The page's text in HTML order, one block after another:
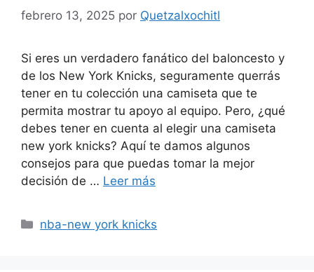
febrero 13, 2025 por Quetzalxochitl
Si eres un verdadero fanático del baloncesto y
de los New York Knicks, seguramente querrás
tener en tu colección una camiseta que te
permita mostrar tu apoyo al equipo. Pero, ¿qué
debes tener en cuenta al elegir una camiseta
new york knicks? Aquí te damos algunos
consejos para que puedas tomar la mejor
decisión de … Leer más
Categorías
nba-new york knicks